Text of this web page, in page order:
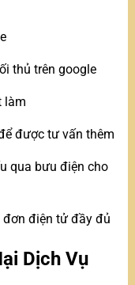
thủ trên google
làm
được tư vấn thêm
qua bưu điện cho
đơn điện tử đầy đủ
Dịch Vụ